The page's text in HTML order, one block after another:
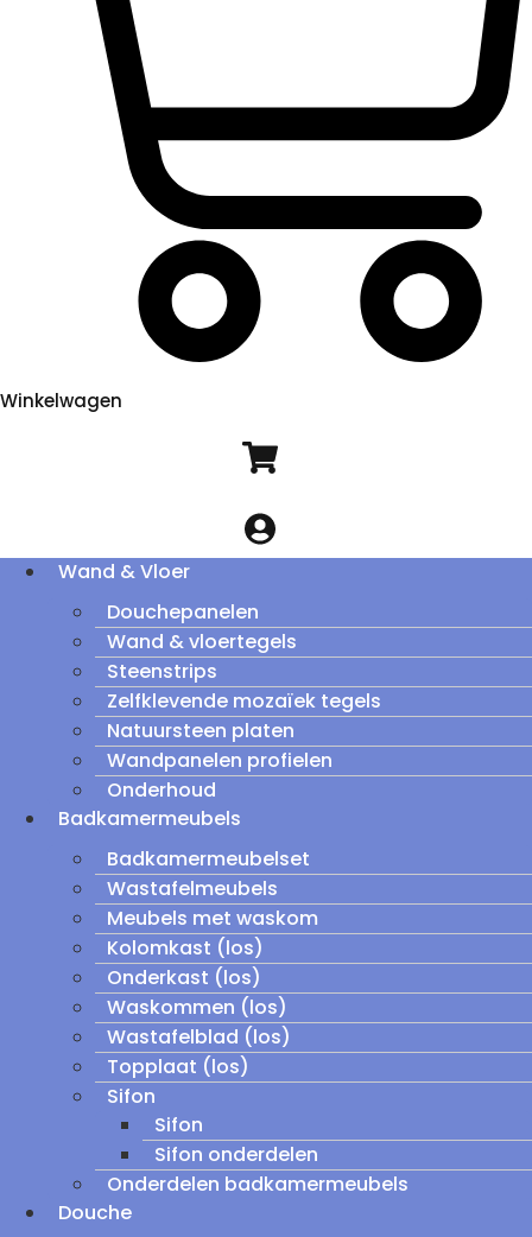
Winkelwagen
Wand & Vloer
Douchepanelen
Wand & vloertegels
Steenstrips
Zelfklevende mozaïek tegels
Natuursteen platen
Wandpanelen profielen
Onderhoud
Badkamermeubels
Badkamermeubelset
Wastafelmeubels
Meubels met waskom
Kolomkast (los)
Onderkast (los)
Waskommen (los)
Wastafelblad (los)
Topplaat (los)
Sifon
Sifon
Sifon onderdelen
Onderdelen badkamermeubels
Douche